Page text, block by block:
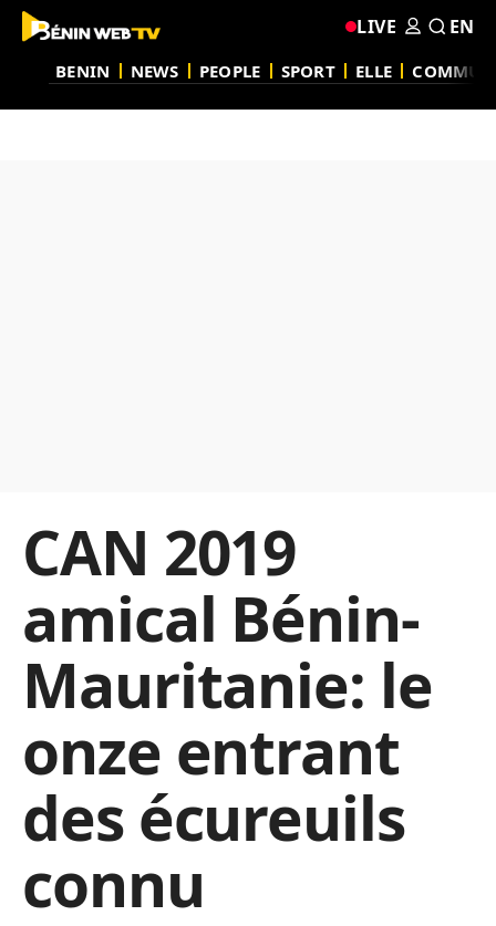
BENIN NEWS PEOPLE SPORT ELLE
LIVE EN
CAN 2019
amical Bénin-
Mauritanie: le
onze entrant
des écureuils
connu